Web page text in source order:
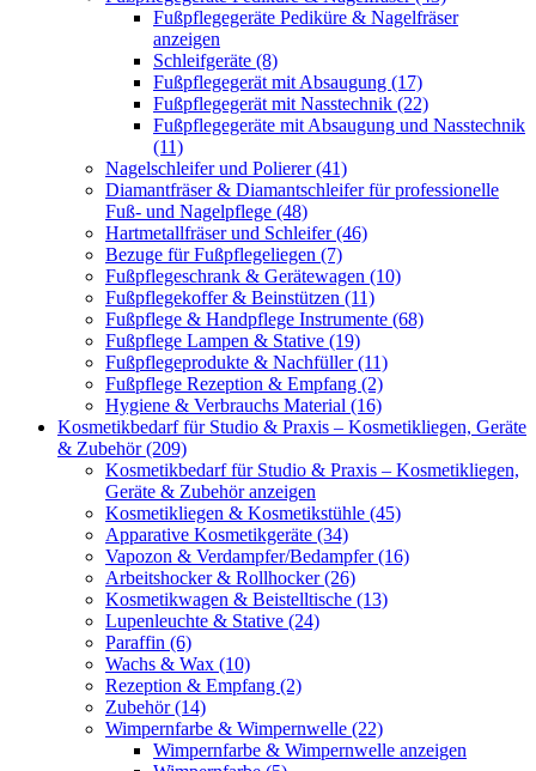
Fußpflegegeräte Pediküre & Nagelfräser
anzeigen
Schleifgeräte (8)
Fußpflegegerät mit Absaugung (17)
Fußpflegegerät mit Nasstechnik (22)
Fußpflegegeräte mit Absaugung und Nasstechnik
(11)
Nagelschleifer und Polierer (41)
Diamantfräser & Diamantschleifer für professionelle
Fuß- und Nagelpflege (48)
Hartmetallfräser und Schleifer (46)
Bezuge für Fußpflegeliegen (7)
Fußpflegeschrank & Gerätewagen (10)
Fußpflegekoffer & Beinstützen (11)
Fußpflege & Handpflege Instrumente (68)
Fußpflege Lampen & Stative (19)
Fußpflegeprodukte & Nachfüller (11)
Fußpflege Rezeption & Empfang (2)
Hygiene & Verbrauchs Material (16)
Kosmetikbedarf für Studio & Praxis – Kosmetikliegen, Geräte
& Zubehör (209)
Kosmetikbedarf für Studio & Praxis – Kosmetikliegen,
Geräte & Zubehör anzeigen
Kosmetikliegen & Kosmetikstühle (45)
Apparative Kosmetikgeräte (34)
Vapozon & Verdampfer/Bedampfer (16)
Arbeitshocker & Rollhocker (26)
Kosmetikwagen & Beistelltische (13)
Lupenleuchte & Stative (24)
Paraffin (6)
Wachs & Wax (10)
Rezeption & Empfang (2)
Zubehör (14)
Wimpernfarbe & Wimpernwelle (22)
Wimpernfarbe & Wimpernwelle anzeigen